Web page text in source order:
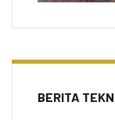
BERITA